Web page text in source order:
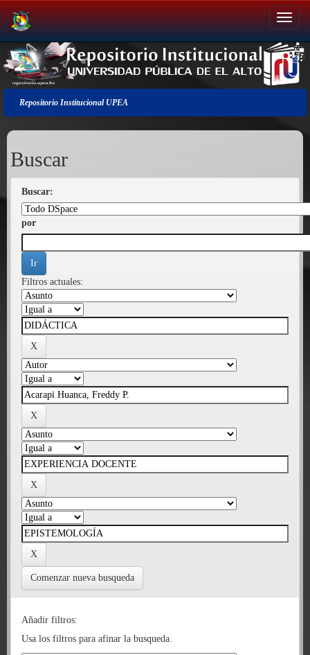
Salir
de
la
navegación
Repositorio Institucional UPEA
Buscar
Buscar:
por
Filtros actuales:
Comenzar nueva busqueda
Añadir filtros:
Usa los filtros para afinar la busqueda.